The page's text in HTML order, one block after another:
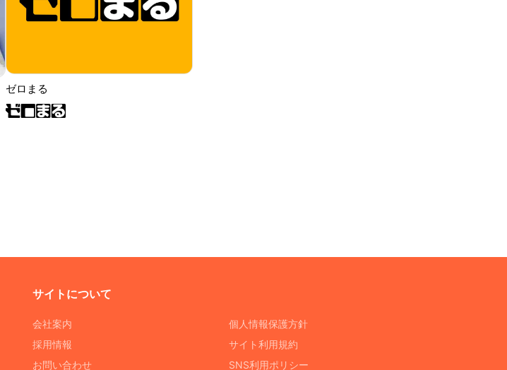
ゼロまる
サイトについて
会社案内
採用情報
お問い合わせ
個人情報保護方針
サイト利用規約
SNS利用ポリシー